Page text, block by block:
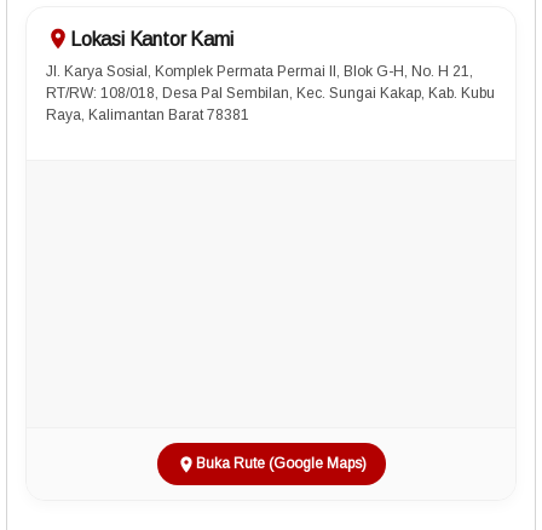
Lokasi Kantor Kami
Jl. Karya Sosial, Komplek Permata Permai II, Blok G-H, No. H 21,
RT/RW: 108/018, Desa Pal Sembilan, Kec. Sungai Kakap, Kab. Kubu
Raya, Kalimantan Barat 78381
Buka Rute (Google Maps)